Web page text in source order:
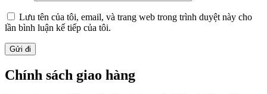
Lưu tên của tôi, email, và trang web trong trình duyệt này cho
lần bình luận kế tiếp của tôi.
Chính sách giao hàng